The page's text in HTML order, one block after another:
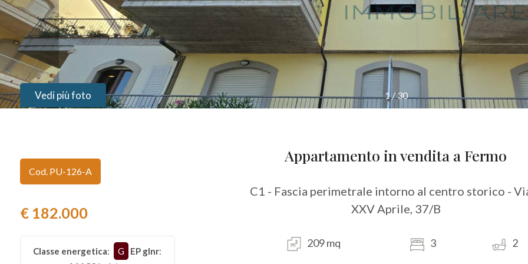
1/30
Vedi più foto
Cod. PU-126-A
€ 182.000
Classe energetica: G EP glnr:
Appartamento in vendita a Fermo
C1 - Fascia perimetrale intorno al centro storico -
XXV Aprile, 37/B
209 mq 3 2
Provincia
Comune
Tipologia